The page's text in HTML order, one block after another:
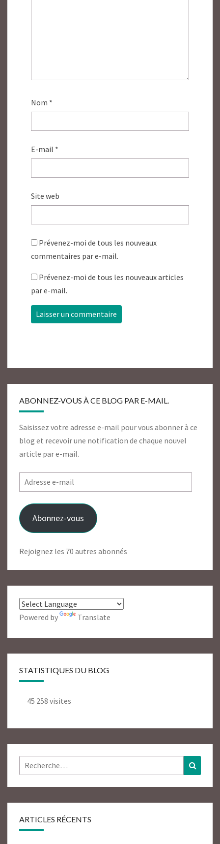
Nom *
E-mail *
Site web
Prévenez-moi de tous les nouveaux
commentaires par e-mail.
Prévenez-moi de tous les nouveaux articles
par e-mail.
ABONNEZ-VOUS À CE BLOG PAR E-MAIL.
Saisissez votre adresse e-mail pour vous abonner à ce
blog et recevoir une notification de chaque nouvel
article par e-mail.
Adresse
e-
mail
Abonnez-vous
Rejoignez les 70 autres abonnés
Powered by Translate
STATISTIQUES DU BLOG
45 258 visites
Rechercher :
ARTICLES RÉCENTS